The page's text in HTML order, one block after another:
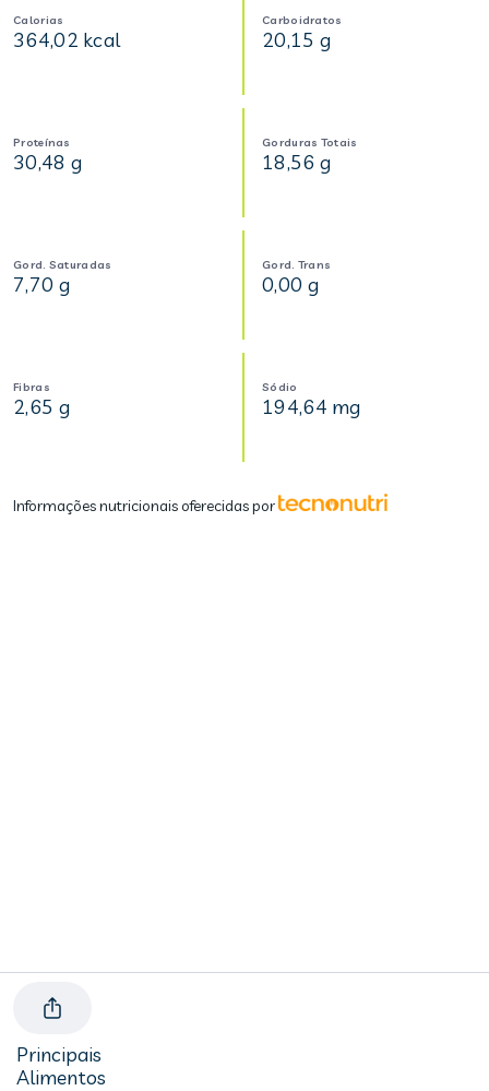
Calorias
364,02 kcal
Carboidratos
20,15 g
Proteínas
30,48 g
Gorduras Totais
18,56 g
Gord. Saturadas
7,70 g
Gord. Trans
0,00 g
Fibras
2,65 g
Sódio
194,64 mg
Informações nutricionais oferecidas por
Principais
Alimentos